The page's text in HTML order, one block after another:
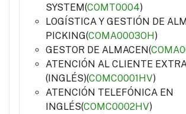
SYSTEM(COMT0004)
LOGÍSTICA Y GESTIÓN DE
PICKING(COMA0003OH)
GESTOR DE ALMACEN(
ATENCIÓN AL CLIENTE
(INGLÉS)(COMC0001HV)
ATENCIÓN TELEFÓNICA EN
INGLÉS(COMC0002HV)